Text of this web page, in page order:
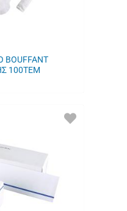
BOUFFANT
100ΤΕΜ
ΠΡΟΣΘΗΚΗ